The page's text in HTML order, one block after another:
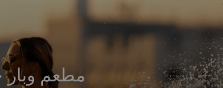
مطعم وبار